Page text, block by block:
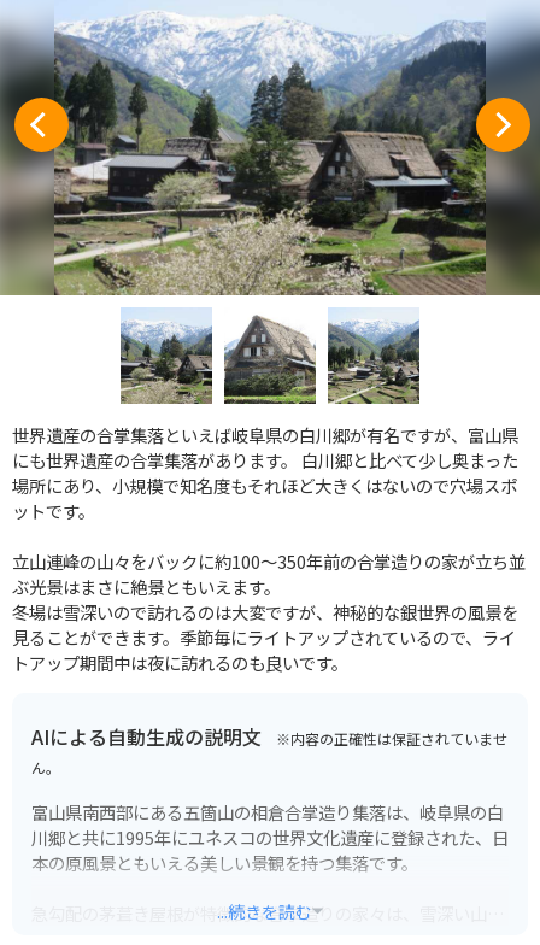
世界遺産の合掌集落といえば岐阜県の白川郷が有名ですが、富山県
にも世界遺産の合掌集落があります。 白川郷と比べて少し奥まった
場所にあり、小規模で知名度もそれほど大きくはないので穴場スポ
ットです。
立山連峰の山々をバックに約100～350年前の合掌造りの家が立ち並
ぶ光景はまさに絶景ともいえます。
冬場は雪深いので訪れるのは大変ですが、神秘的な銀世界の風景を
見ることができます。季節毎にライトアップされているので、ライ
トアップ期間中は夜に訪れるのも良いです。
AIによる自動生成の説明文 ※内容の正確性は保証されていませ
ん。
富山県南西部にある五箇山の相倉合掌造り集落は、岐阜県の白
川郷と共に1995年にユネスコの世界文化遺産に登録された、日
本の原風景ともいえる美しい景観を持つ集落です。
急勾配の茅葺き屋根が特徴的な合掌造りの家々は、雪深い山間
...続きを読む